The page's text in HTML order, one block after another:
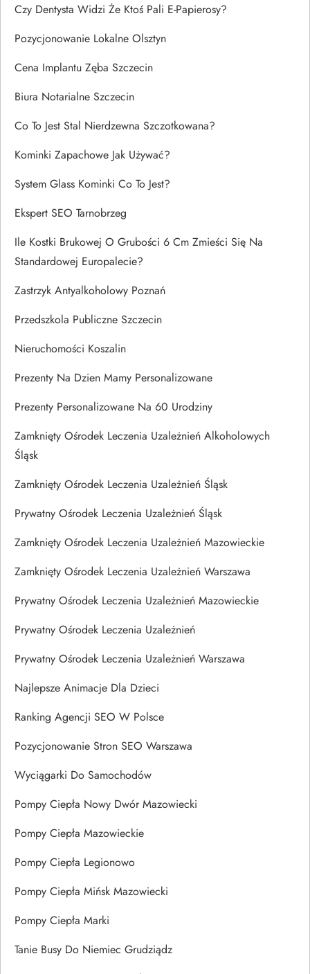
Czy Dentysta Widzi Że Ktoś Pali E-Papierosy?
Pozycjonowanie Lokalne Olsztyn
Cena Implantu Zęba Szczecin
Biura Notarialne Szczecin
Co To Jest Stal Nierdzewna Szczotkowana?
Kominki Zapachowe Jak Używać?
System Glass Kominki Co To Jest?
Ekspert SEO Tarnobrzeg
Ile Kostki Brukowej O Grubości 6 Cm Zmieści Się Na
Standardowej Europalecie?
Zastrzyk Antyalkoholowy Poznań
Przedszkola Publiczne Szczecin
Nieruchomości Koszalin
Prezenty Na Dzien Mamy Personalizowane
Prezenty Personalizowane Na 60 Urodziny
Zamknięty Ośrodek Leczenia Uzależnień Alkoholowych
Śląsk
Zamknięty Ośrodek Leczenia Uzależnień Śląsk
Prywatny Ośrodek Leczenia Uzależnień Śląsk
Zamknięty Ośrodek Leczenia Uzależnień Mazowieckie
Zamknięty Ośrodek Leczenia Uzależnień Warszawa
Prywatny Ośrodek Leczenia Uzależnień Mazowieckie
Prywatny Ośrodek Leczenia Uzależnień
Prywatny Ośrodek Leczenia Uzależnień Warszawa
Najlepsze Animacje Dla Dzieci
Ranking Agencji SEO W Polsce
Pozycjonowanie Stron SEO Warszawa
Wyciągarki Do Samochodów
Pompy Ciepła Nowy Dwór Mazowiecki
Pompy Ciepła Mazowieckie
Pompy Ciepła Legionowo
Pompy Ciepła Mińsk Mazowiecki
Pompy Ciepła Marki
Tanie Busy Do Niemiec Grudziądz